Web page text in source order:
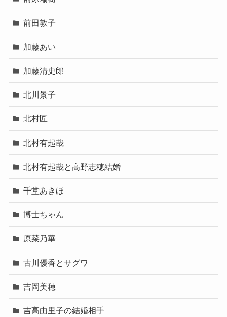
前田敦子
加藤あい
加藤清史郎
北川景子
北村匠
北村有起哉
北村有起哉と高野志穂結婚
千堂あきほ
博士ちゃん
原菜乃華
古川優香とサグワ
吉岡美穂
吉高由里子の結婚相手